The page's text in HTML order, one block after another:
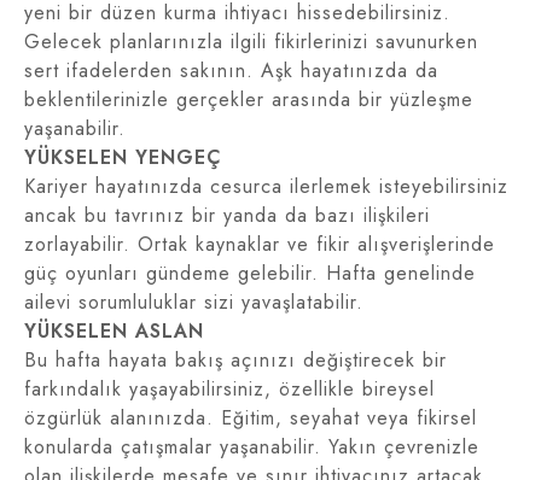
yeni bir düzen kurma ihtiyacı hissedebilirsiniz.
Gelecek planlarınızla ilgili fikirlerinizi savunurken
sert ifadelerden sakının. Aşk hayatınızda da
beklentilerinizle gerçekler arasında bir yüzleşme
yaşanabilir.
YÜKSELEN YENGEÇ
Kariyer hayatınızda cesurca ilerlemek isteyebilirsiniz
ancak bu tavrınız bir yanda da bazı ilişkileri
zorlayabilir. Ortak kaynaklar ve fikir alışverişlerinde
güç oyunları gündeme gelebilir. Hafta genelinde
ailevi sorumluluklar sizi yavaşlatabilir.
YÜKSELEN ASLAN
Bu hafta hayata bakış açınızı değiştirecek bir
farkındalık yaşayabilirsiniz, özellikle bireysel
özgürlük alanınızda. Eğitim, seyahat veya fikirsel
konularda çatışmalar yaşanabilir. Yakın çevrenizle